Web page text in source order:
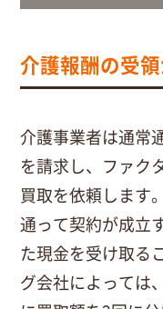
介護報酬の受
介護事業者は通常
を請求し、ファク
買取を依頼します
通って契約が成立
た現金を受け取る
グ会社によっては